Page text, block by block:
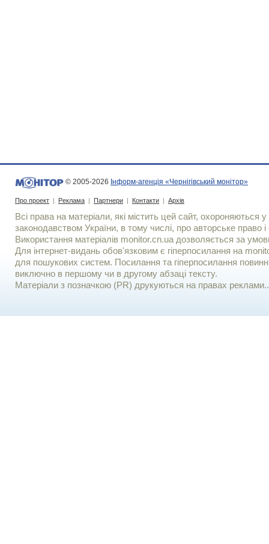
© 2005-2026 Інформ-агенція «Чернігівський монітор»
Про проект | Реклама | Партнери | Контакти | Архів
Всі права на матеріали, які містить цей сайт, охороняються у
законодавством України, в тому числі, про авторське право і
Використання матерiалiв monitor.cn.ua дозволяється за
Для iнтернет-видань обов'язковим є гiперпосилання на
для пошукових систем. Посилання та гіперпосилання
виключно в першому чи в другому абзаці тексту.
Матеріали з позначкою (PR) друкуються на правах реклами..